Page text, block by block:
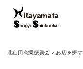
北山田商業振興会 > お店を探す